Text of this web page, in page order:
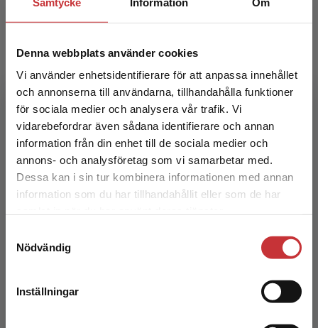
Denna webbplats använder cookies
Vi använder enhetsidentifierare för att anpassa innehållet
och annonserna till användarna, tillhandahålla funktioner
för sociala medier och analysera vår trafik. Vi
vidarebefordrar även sådana identifierare och annan
information från din enhet till de sociala medier och
annons- och analysföretag som vi samarbetar med.
Dessa kan i sin tur kombinera informationen med annan
information som du har tillhandahållit eller som de har
Nödvändig
Inställningar
Begränsad fraktregion
Det verkar som att du besöker
studentlitteratur.se via en enhet utanför Sverige.
Vi erbjuder inte leveranser utanför Sverige. För
att kunna slutföra ett köp måste
Kirurgiska sjukdomar
Andersson, Roland m.fl. (red.)
385 krinkl. moms
Exkl. moms: 363 kr